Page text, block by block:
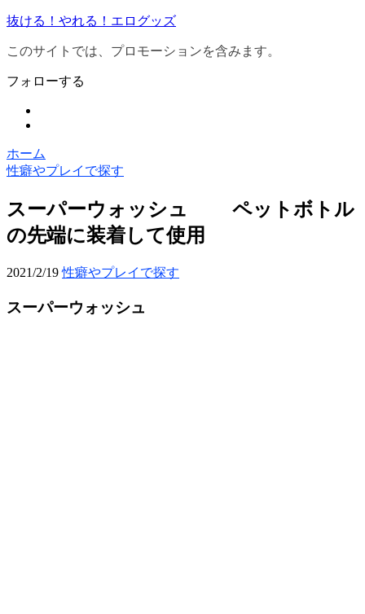
抜ける！やれる！エログッズ
このサイトでは、プロモーションを含みます。
フォローする
ホーム
性癖やプレイで探す
スーパーウォッシュ ペットボトル
の先端に装着して使用
2021/2/19 性癖やプレイで探す
スーパーウォッシュ